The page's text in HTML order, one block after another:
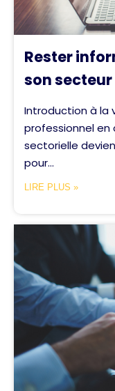
Rester
son
Introduction à la
professionnel en
sectorielle
pour...
LIRE PLUS »